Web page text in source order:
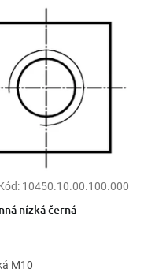
10450.10.00.100.000
nízká černá
M10